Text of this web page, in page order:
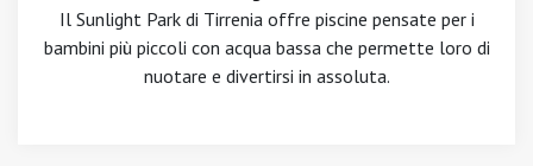
Il Sunlight Park di Tirrenia offre piscine pensate per i
bambini più piccoli con acqua bassa che permette loro di
nuotare e divertirsi in assoluta.